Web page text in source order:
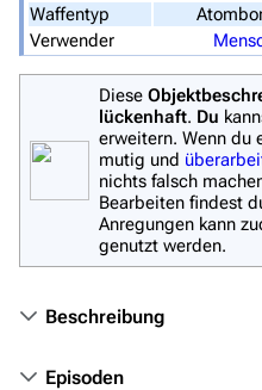
Völker
Orte
Objekte
Zeitleiste
Fanprojekte
Kommerzielles
Waffentyp
Verwender
Diese
lückenhaft. Du
erweitern. Wenn du
mutig und
nichts falsch
Bearbeiten findest
Anregungen kann
genutzt werden.
Beschreibung
Episoden